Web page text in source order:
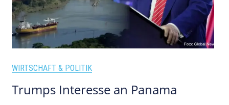
WIRTSCHAFT & POLITIK
Trumps Interesse an Panama